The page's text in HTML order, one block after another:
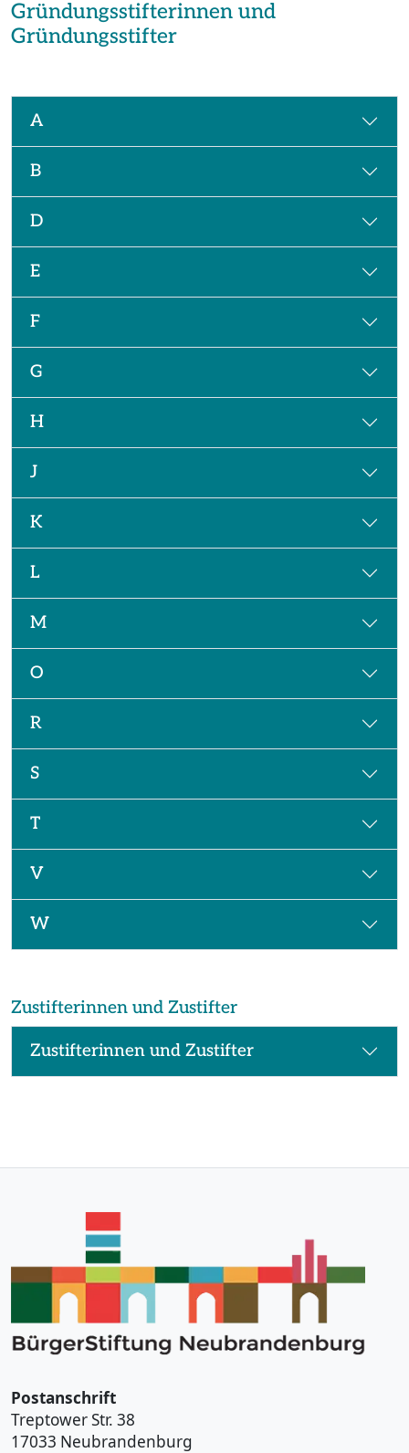
Gründungsstifterinnen und
Gründungsstifter
A
B
D
E
F
G
H
J
K
L
M
O
R
S
T
V
W
Zustifterinnen und Zustifter
Zustifterinnen und Zustifter
Postanschrift
Treptower Str. 38
17033 Neubrandenburg